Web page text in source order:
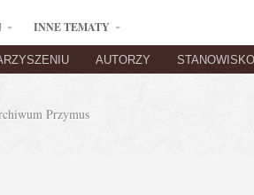
INNE TEMATY
AUTORZY
Przymus